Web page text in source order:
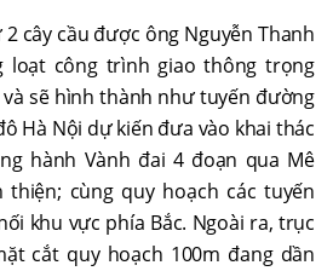
2 cây cầu được ông Nguyễn Thanh
loạt công trình giao thông trọng
sẽ hình thành như tuyến đường
Hà Nội dự kiến đưa vào khai thác
hành Vành đai 4 đoạn qua Mê
cùng quy hoạch các tuyến
khu vực phía Bắc. Ngoài ra, trục
cắt quy hoạch 100m đang dần